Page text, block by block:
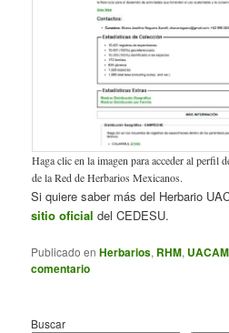
Haga clic en la imagen para acceder al perfil
de la Red de Herbarios Mexicanos.
Si quiere saber más del Herbario
sitio oficial del CEDESU.
Publicado en Herbarios, RHM, UACAM
comentario
Buscar